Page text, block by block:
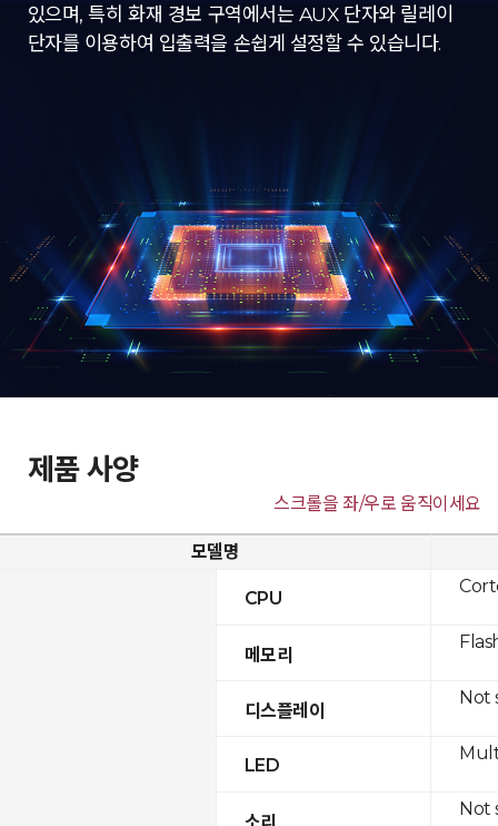
있으며, 특히 화재 경보 구역에서는 AUX 단자와 릴레이
단자를 이용하여 입출력을 손쉽게 설정할 수 있습니다.
제품 사양
스크롤을 좌/우로 움직이세요
모델명
CPU
메모리
디스플레이
LED
소리
Not
Not